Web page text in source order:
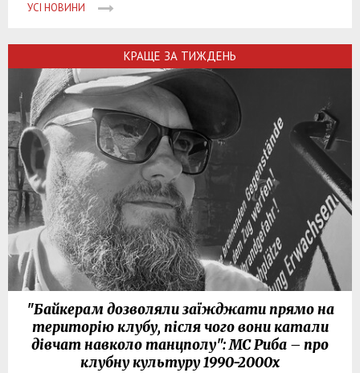
УСІ НОВИНИ
КРАЩЕ ЗА ТИЖДЕНЬ
"Байкерам дозволяли заїжджати прямо на
територію клубу, після чого вони катали
дівчат навколо танцполу": МС Риба – про
клубну культуру 1990-2000х